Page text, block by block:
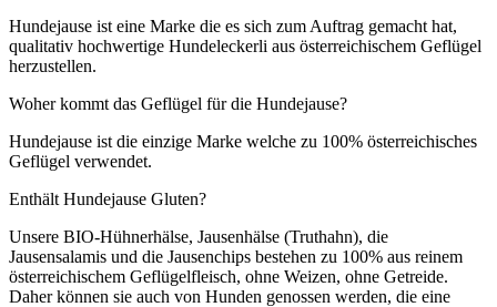
Hundejause ist eine Marke die es sich zum Auftrag gemacht hat,
qualitativ hochwertige Hundeleckerli aus österreichischem Geflügel
herzustellen.
Woher kommt das Geflügel für die Hundejause?
Hundejause ist die einzige Marke welche zu 100% österreichisches
Geflügel verwendet.
Enthält Hundejause Gluten?
Unsere BIO-Hühnerhälse, Jausenhälse (Truthahn), die
Jausensalamis und die Jausenchips bestehen zu 100% aus reinem
österreichischem Geflügelfleisch, ohne Weizen, ohne Getreide.
Daher können sie auch von Hunden genossen werden, die eine